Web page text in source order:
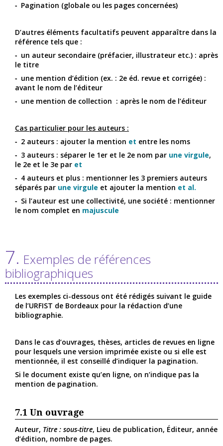
Pagination (globale ou les pages concernées)
D’autres éléments facultatifs peuvent apparaître dans la
référence tels que :
un auteur secondaire (préfacier, illustrateur etc.) : après
le titre
une mention d’édition (ex. : 2e éd. revue et corrigée) :
avant le nom de l’éditeur
une mention de collection : après le nom de l’éditeur
Cas particulier pour les auteurs :
2 auteurs : ajouter la mention et entre les noms
3 auteurs : séparer le 1er et le 2e nom par une virgule,
le 2e et le 3e par et
4 auteurs et plus : mentionner les 3 premiers auteurs
séparés par une virgule et ajouter la mention et al.
Si l’auteur est une collectivité, une société : mentionner
le nom complet en majuscule
7. Exemples de références
bibliographiques
Les exemples ci-dessous ont été rédigés suivant le guide
de l’URFIST de Bordeaux pour la rédaction d’une
bibliographie.
Dans le cas d’ouvrages, thèses, articles de revues en ligne
pour lesquels une version imprimée existe ou si elle est
mentionnée, il est conseillé d’indiquer la pagination.
Si le document existe qu’en ligne, on n’indique pas la
mention de pagination.
7.1 Un ouvrage
Auteur, Titre : sous-titre, Lieu de publication, Éditeur, année
d’édition, nombre de pages.